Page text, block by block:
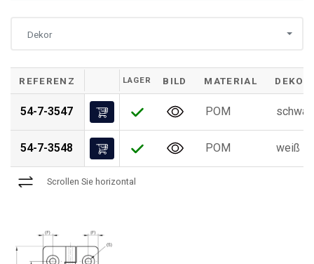
Dekor
REFERENZ LAGER BILD MATERIAL DEKOR
54-7-3547 POM
54-7-3548 POM weiß
Scrollen Sie horizontal